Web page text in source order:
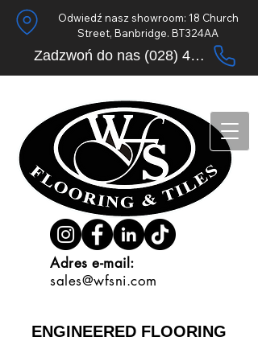
Adres e-mail:
sales@wfsni.com
Odwiedź nasz showroom: 18 Church
Street, Banbridge. BT324AA
Zadzwoń do nas (028) 4062 9633
ENGINEERED FLOORING